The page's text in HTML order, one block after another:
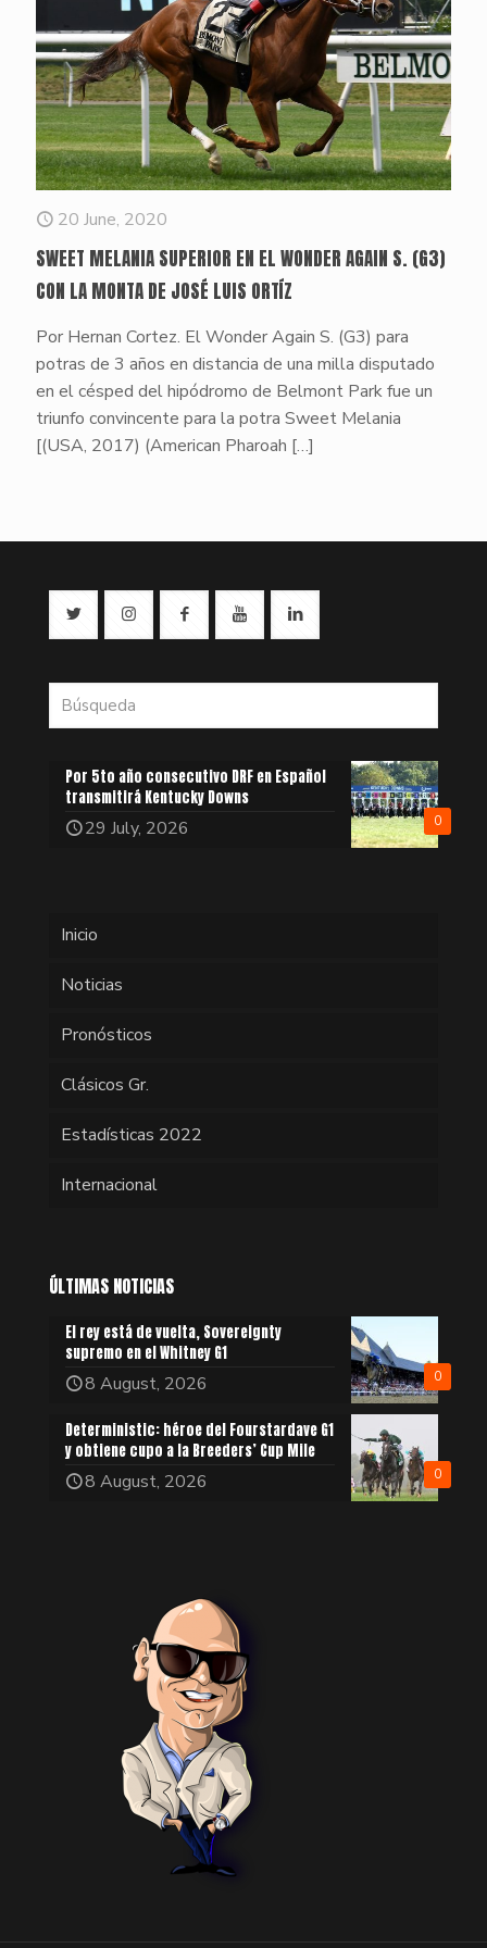
20 June, 2020
SWEET MELANIA SUPERIOR EN EL WONDER AGAIN S. (G3)
CON LA MONTA DE JOSÉ LUIS ORTÍZ
Por Hernan Cortez. El Wonder Again S. (G3) para
potras de 3 años en distancia de una milla disputado
en el césped del hipódromo de Belmont Park fue un
triunfo convincente para la potra Sweet Melania
[(USA, 2017) (American Pharoah […]
0
Por 5to año consecutivo DRF en Español
transmitirá Kentucky Downs
29 July, 2026
Inicio
Noticias
Pronósticos
Clásicos Gr.
Estadísticas 2022
Internacional
ÚLTIMAS NOTICIAS
0
El rey está de vuelta, Sovereignty
supremo en el Whitney G1
8 August, 2026
0
Deterministic: héroe del Fourstardave G1
y obtiene cupo a la Breeders’ Cup Mile
8 August, 2026